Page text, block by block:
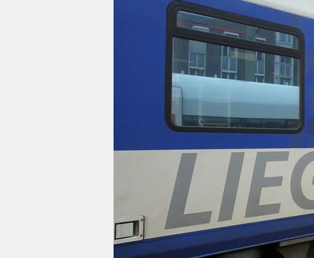
wahrheit
veranstaltungen
shop
fragen & hilfe
unterstützen
abo